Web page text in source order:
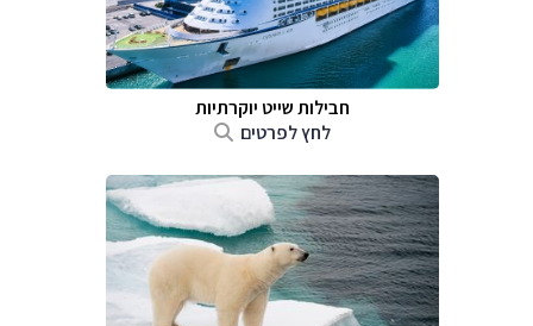
חבילות שייט יוקרתיות
לחץ לפרטים